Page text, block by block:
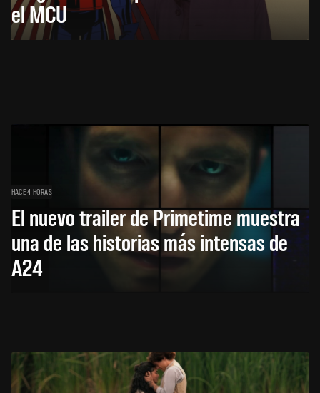
el MCU
HACE 4 HORAS
El nuevo trailer de Primetime muestra
una de las historias más intensas de
A24